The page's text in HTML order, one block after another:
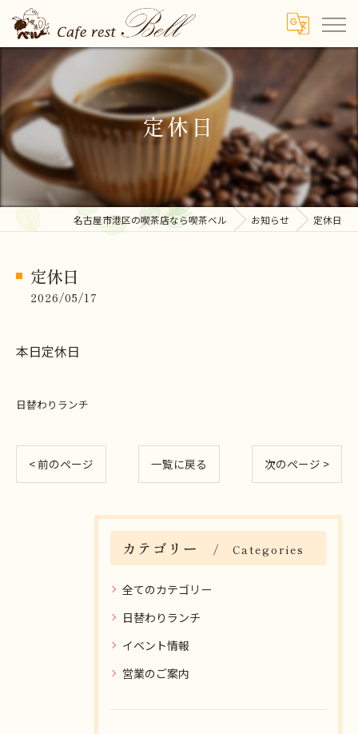
定休日
名古屋市港区の喫茶店なら喫茶ベル お知らせ 定休日
定休日
2026/05/17
本日定休日
日替わりランチ
< 前のページ 一覧に戻る 次のページ >
カテゴリー Categories
全てのカテゴリー
日替わりランチ
イベント情報
営業のご案内